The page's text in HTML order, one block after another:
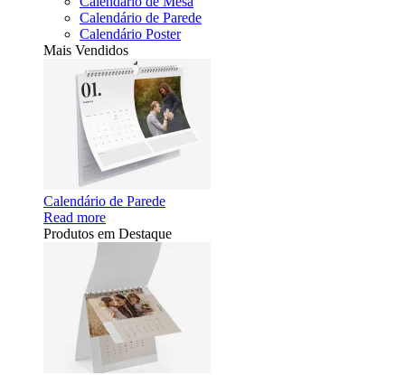
Calendário de Parede
Calendário Poster
Mais Vendidos
Calendário de Parede
Read more
Produtos em Destaque